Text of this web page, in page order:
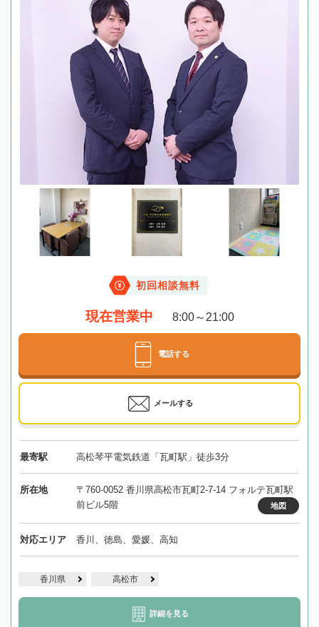
初回相談無料
現在営業中 8:00～21:00
電話する
メールする
最寄駅 高松琴平電気鉄道「瓦町駅」徒歩3分
所在地
〒760-0052 香川県高松市瓦町2-7-14 フォルテ瓦町駅
前ビル5階
地図
対応エリア 香川、徳島、愛媛、高知
香川県 高松市
詳細を見る